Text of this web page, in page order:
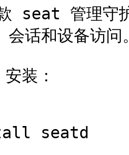
seat 管理守
话和设备访问
装：
seatd